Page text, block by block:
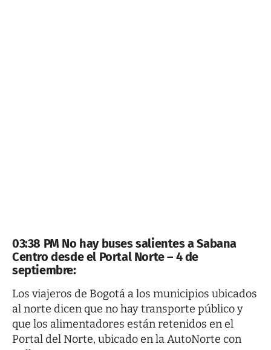
03:38 PM No hay buses salientes a Sabana
Centro desde el Portal Norte – 4 de
septiembre:
Los viajeros de Bogotá a los municipios ubicados
al norte dicen que no hay transporte público y
que los alimentadores están retenidos en el
Portal del Norte, ubicado en la AutoNorte con